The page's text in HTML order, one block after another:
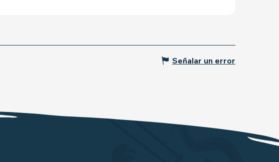
Señalar un error